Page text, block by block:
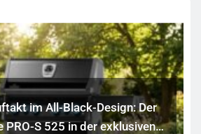
im All-Black-Design: Der
PRO-S 525 in der exklusiven